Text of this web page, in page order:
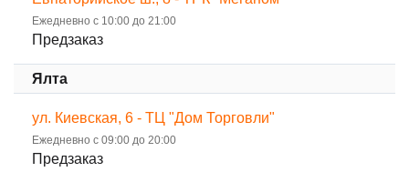
Ежедневно с 10:00 до 21:00
Предзаказ
Ялта
ул. Киевская, 6 - ТЦ "Дом Торговли"
Ежедневно с 09:00 до 20:00
Предзаказ